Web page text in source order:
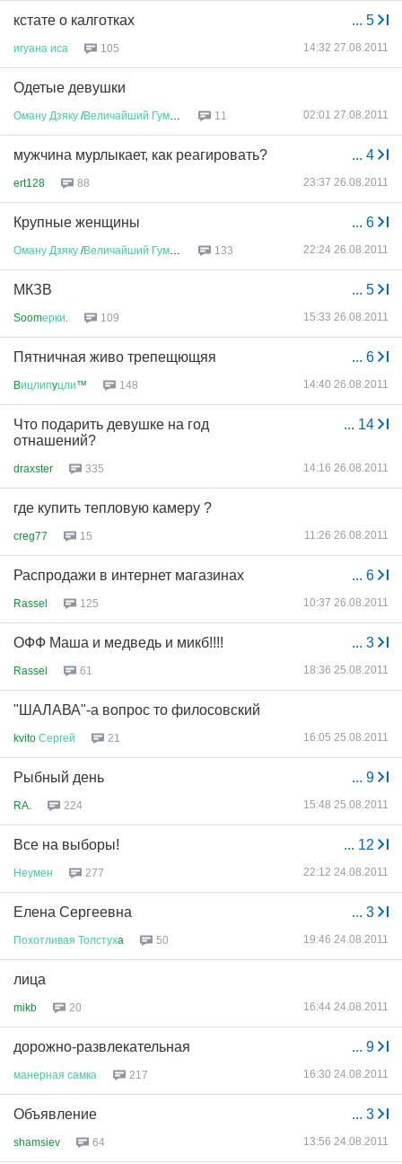
... 5
кстате о калготках
игуана иса 105 14:32 27.08.2011
Одетые девушки
Оману Дзяку /Величайший Гумани 11 02:01 27.08.2011
... 4
мужчина мурлыкает, как реагировать?
ert128 88 23:37 26.08.2011
... 6
Крупные женщины
Оману Дзяку /Величайший Гумани 133 22:24 26.08.2011
... 5
МКЗВ
Soomерки 109 15:33 26.08.2011
... 6
Пятничная живо трепещющяя
Bицлипyцли™ 148 14:40 26.08.2011
... 14
Что подарить девушке на год
отнашений?
draxster 335 14:16 26.08.2011
где купить тепловую камеру ?
creg77 15 11:26 26.08.2011
... 6
Распродажи в интернет магазинах
Rassel 125 10:37 26.08.2011
... 3
ОФФ Маша и медведь и микб!!!!
Rassel 61 18:36 25.08.2011
"ШАЛАВА"-а вопрос то филосовский
kvito Сергей 21 16:05 25.08.2011
... 9
Рыбный день
RA. 224 15:48 25.08.2011
... 12
Все на выборы!
Неумен 277 22:12 24.08.2011
... 3
Елена Сергеевна
Похотливая Толстухa 50 19:46 24.08.2011
лица
mikb 20 16:44 24.08.2011
... 9
дорожно-развлекательная
манерная самка 217 16:30 24.08.2011
... 3
Объявление
shamsiev 64 13:56 24.08.2011